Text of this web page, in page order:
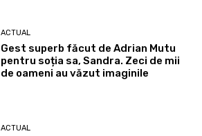
ACTUAL
Gest superb făcut de Adrian Mutu
pentru soția sa, Sandra. Zeci de mii
de oameni au văzut imaginile
ACTUAL